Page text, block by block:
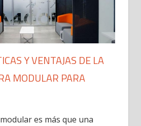
Y VENTAJAS DE LA
MODULAR PARA
es más que una